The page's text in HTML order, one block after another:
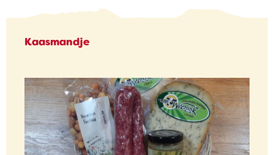
Kaasmandje